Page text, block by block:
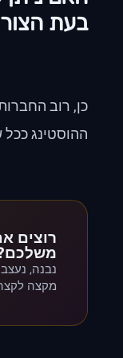
בעת
כן, רוב
ההוסטינג
רוצים
נבנה,
מקצה